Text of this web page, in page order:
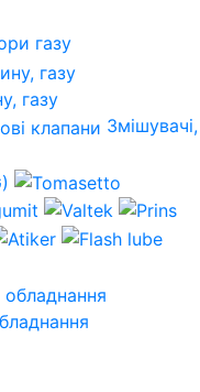
газу
газу
Змішувачі,